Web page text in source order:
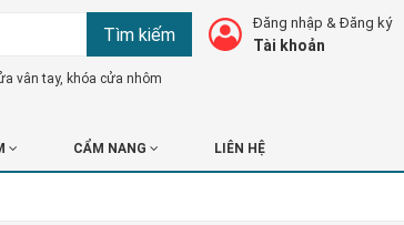
Tìm kiếm
vân tay, khóa cửa nhôm
Đăng nhập &Đăng ký
Tài khoản
CẨM NANG LIÊN HỆ